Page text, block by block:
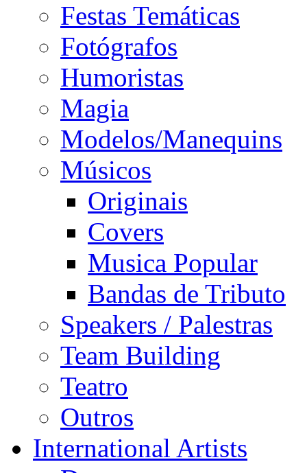
Festas Temáticas
Fotógrafos
Humoristas
Magia
Modelos/Manequins
Músicos
Originais
Covers
Musica Popular
Bandas de Tributo
Speakers / Palestras
Team Building
Teatro
Outros
International Artists